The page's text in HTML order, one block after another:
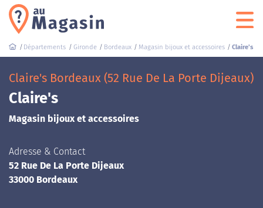
Départements Gironde Bordeaux Magasin bijoux et accessoires Claire's
Claire's Bordeaux (52 Rue De La Porte Dijeaux)
Claire's
Magasin bijoux et accessoires
Adresse & Contact
52 Rue De La Porte Dijeaux
33000 Bordeaux